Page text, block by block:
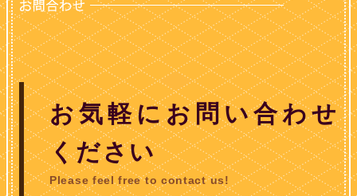
お気軽にお問い合わせ
ください
Please feel free to contact us!